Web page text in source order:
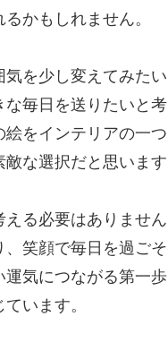
かもしれません。
気を少し変えてみた
な毎日を送りたいと
絵をインテリアの一
な選択だと思います
える必要はありませ
、笑顔で毎日を過ご
運気につながる第一
います。